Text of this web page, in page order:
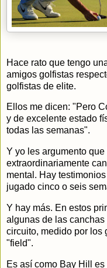
Hace rato que tengo
amigos golfistas
golfistas de elite.
Ellos me dicen: "Pero
y de excelente estado
todas las semanas".
Y yo les argumento
extraordinariamente
mental. Hay
jugado cinco o seis
Y hay más. En estos
algunas de las
circuito, medido por los
"field".
Es así como Bay Hill